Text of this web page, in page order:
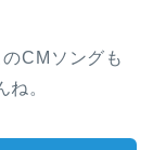
CMソングも
。